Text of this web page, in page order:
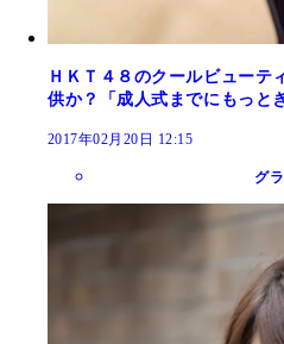
ＨＫＴ４８のクールビューテ
供か？「成人式までにもっと
2017年02月20日 12:15
グ